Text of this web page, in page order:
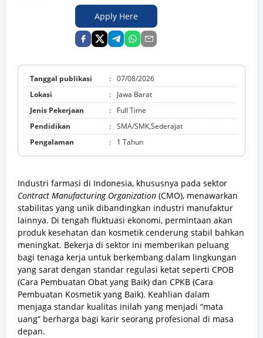
Apply Here
Tanggal publikasi : 07/08/2026
Lokasi
:
Jawa Barat
Jenis Pekerjaan
:
Full Time
Pendidikan
: SMA/SMK,Sederajat
Pengalaman
: 1 Tahun
Industri farmasi di Indonesia, khususnya pada sektor
Contract Manufacturing Organization (CMO), menawarkan
stabilitas yang unik dibandingkan industri manufaktur
lainnya. Di tengah fluktuasi ekonomi, permintaan akan
produk kesehatan dan kosmetik cenderung stabil bahkan
meningkat. Bekerja di sektor ini memberikan peluang
bagi tenaga kerja untuk berkembang dalam lingkungan
yang sarat dengan standar regulasi ketat seperti CPOB
(Cara Pembuatan Obat yang Baik) dan CPKB (Cara
Pembuatan Kosmetik yang Baik). Keahlian dalam
menjaga standar kualitas inilah yang menjadi “mata
uang” berharga bagi karir seorang profesional di masa
depan.